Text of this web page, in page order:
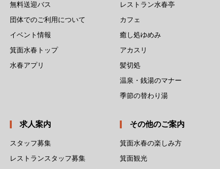
無料送迎バス
団体でのご利用について
イベント情報
箕面水春トップ
水春アプリ
レストラン水春亭
カフェ
癒し処ゆめみ
アカスリ
髪切処
温泉・銭湯のマナー
季節の替わり湯
求人案内
スタッフ募集
レストランスタッフ募集
その他のご案内
箕面水春の楽しみ方
箕面観光